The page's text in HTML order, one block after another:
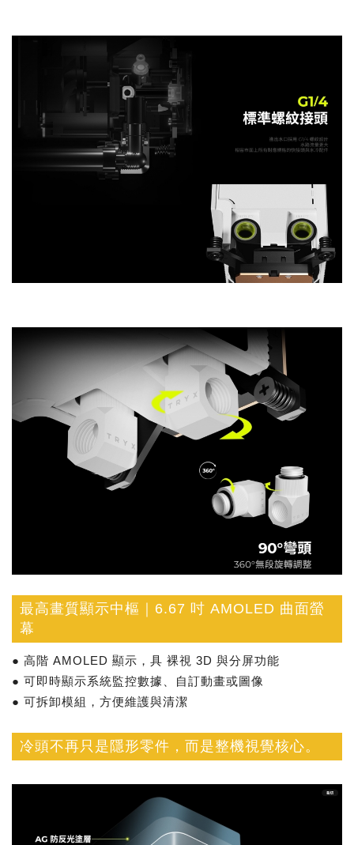
最高畫質顯示中樞｜6.67 吋 AMOLED 曲面螢
幕
● 高階 AMOLED 顯示，具 裸視 3D 與分屏功能
● 可即時顯示系統監控數據、自訂動畫或圖像
● 可拆卸模組，方便維護與清潔
冷頭不再只是隱形零件，而是整機視覺核心。